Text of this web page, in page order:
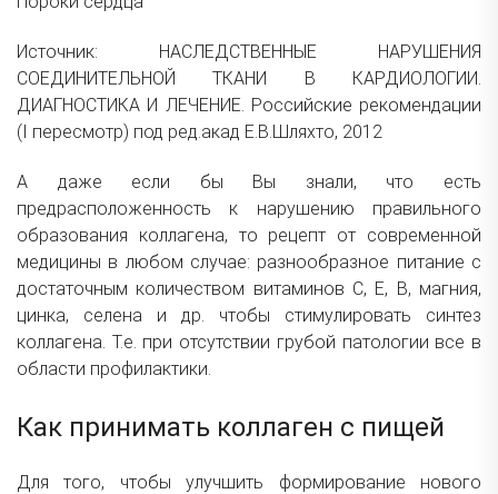
Источник: НАСЛЕДСТВЕННЫЕ НАРУШЕНИЯ
СОЕДИНИТЕЛЬНОЙ ТКАНИ В КАРДИОЛОГИИ.
ДИАГНОСТИКА И ЛЕЧЕНИЕ. Российские рекомендации
(I пересмотр) под ред.акад Е.В.Шляхто, 2012
А даже если бы Вы знали, что есть
предрасположенность к нарушению правильного
образования коллагена, то рецепт от современной
медицины в любом случае: разнообразное питание с
достаточным количеством витаминов С, Е, В, магния,
цинка, селена и др. чтобы стимулировать синтез
коллагена. Т.е. при отсутствии грубой патологии все в
области профилактики.
Как принимать коллаген с пищей
Для того, чтобы улучшить формирование нового